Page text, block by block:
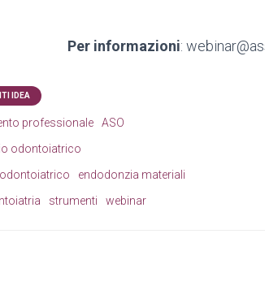
Per informazioni:
IDEA
professionale
ASO
odontoiatrico
endodonzia materiali
strumenti webinar